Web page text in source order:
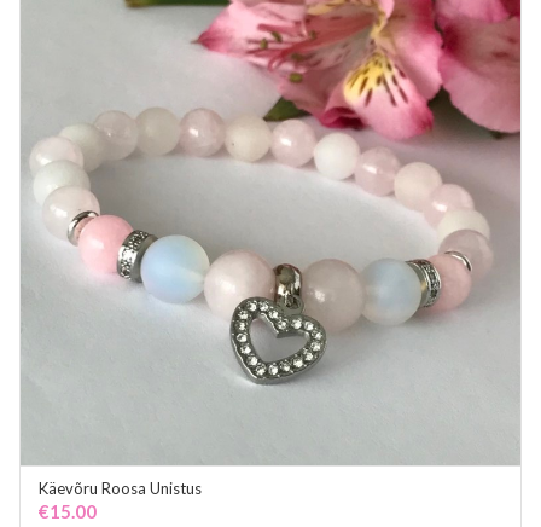
Käevõru Roosa Unistus
€15.00